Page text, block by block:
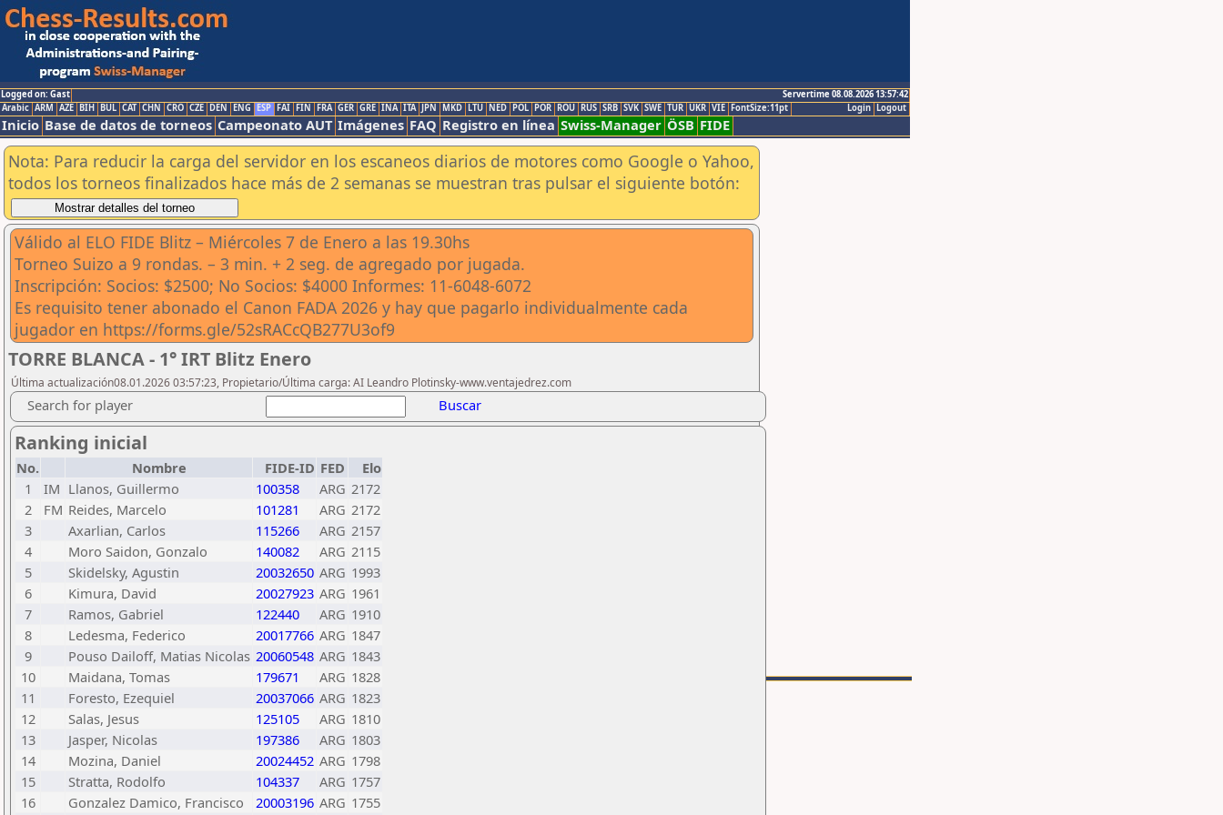
Logged on: Gast
Servertime 08.08.2026 13:57:42
Logout
Login
Arabic ARM AZE BIH BUL CAT CHN CRO CZE DEN ENG ESP FAI FIN FRA GER GRE INA ITA JPN MKD LTU NED POL POR ROU RUS SRB SVK SWE TUR UKR VIE FontSize:11pt
Inicio Base de datos de torneos Campeonato AUT Imágenes FAQ Registro en línea Swiss-Manager ÖSB FIDE
Nota: Para reducir la carga del servidor en los escaneos diarios de motores como Google o Yahoo,
todos los torneos finalizados hace más de 2 semanas se muestran tras pulsar el siguiente botón:
Válido al ELO FIDE Blitz – Miércoles 7 de Enero a las 19.30hs
Torneo Suizo a 9 rondas. – 3 min. + 2 seg. de agregado por jugada.
Inscripción: Socios: $2500; No Socios: $4000 Informes: 11-6048-6072
Es requisito tener abonado el Canon FADA 2026 y hay que pagarlo individualmente cada
jugador en https://forms.gle/52sRACcQB277U3of9
TORRE BLANCA - 1° IRT Blitz Enero
Última actualización08.01.2026 03:57:23, Propietario/Última carga: AI Leandro Plotinsky-www.ventajedrez.com
Search for player Buscar
Ranking inicial
No. Nombre FIDE-ID FED
Elo
1
IM Llanos, Guillermo 100358 ARG 2172
2
FM Reides, Marcelo 101281 ARG 2172
3
Axarlian, Carlos 115266 ARG 2157
4
Moro Saidon, Gonzalo 140082 ARG 2115
5
Skidelsky, Agustin 20032650 ARG 1993
6
Kimura, David 20027923 ARG 1961
7
Ramos, Gabriel 122440 ARG 1910
8
Ledesma, Federico 20017766 ARG 1847
9
Pouso Dailoff, Matias Nicolas 20060548 ARG 1843
10
Maidana, Tomas 179671 ARG 1828
11
Foresto, Ezequiel 20037066 ARG 1823
12
Salas, Jesus 125105 ARG 1810
13
Jasper, Nicolas 197386 ARG 1803
14
Mozina, Daniel 20024452 ARG 1798
15
Stratta, Rodolfo 104337 ARG 1757
16
Gonzalez Damico, Francisco 20003196 ARG 1755